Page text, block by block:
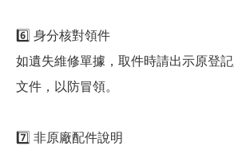
6️⃣ 身分核對領件
如遺失維修單據，取件時請出示原登
文件，以防冒領。
7️⃣ 非原廠配件說明